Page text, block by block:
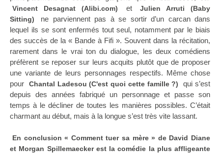
Vincent Desagnat (Alibi.com) et
Julien Arruti (Baby
Sitting)
ne parviennent pas à se sortir d’un carcan dans
lequel ils se sont enfermés tout seul, notamment par le biais
des succès de la « Bande à Fifi ». Souvent dans la récitation,
rarement dans le vrai ton du dialogue, les deux comédiens
préfèrent se reposer sur leurs acquits plutôt que de proposer
une variante de leurs personnages respectifs. Même chose
pour
Chantal Ladesou (C'est quoi cette famille ?)
qui s’est
depuis des années fabriqué un personnage et passe son
temps à le décliner de toutes les manières possibles. C’était
charmant au début, mais à la longue s’est très vite lassant.
En conclusion « Comment tuer sa mère » de David Diane
et Morgan Spillemaecker est la comédie la plus affligeante